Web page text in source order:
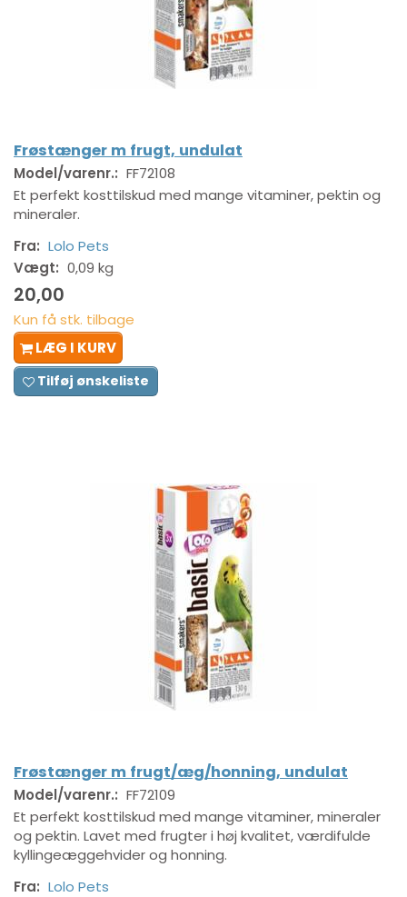
Frøstænger m frugt, undulat
Model/varenr.: FF72108
Et perfekt kosttilskud med mange vitaminer, pektin og
mineraler.
Fra: Lolo Pets
Vægt: 0,09 kg
20,00
Kun få stk. tilbage
LÆG I KURV
Tilføj ønskeliste
Frøstænger m frugt/æg/honning, undulat
Model/varenr.: FF72109
Et perfekt kosttilskud med mange vitaminer, mineraler
og pektin. Lavet med frugter i høj kvalitet, værdifulde
kyllingeæggehvider og honning.
Fra: Lolo Pets